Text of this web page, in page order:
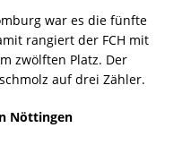
war es die fünfte
rangiert der FCH mit
zwölften Platz. Der
auf drei Zähler.
Nöttingen